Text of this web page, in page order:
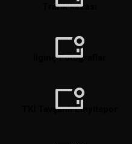
Trafik kazası
İlginç Fotoğraflar
TKİ Tavşanlı Linyitspor